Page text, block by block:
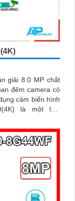
giải 8.0 MP chất
đêm camera có
cảm biến hình
là một loại